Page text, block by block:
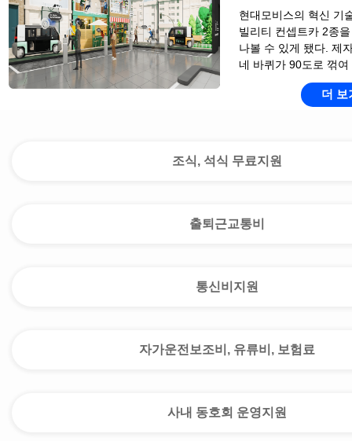
현대모비스의 혁신 기
빌리티 컨셉트카 2종
나볼 수 있게 됐다. 제
네 바퀴가 90도로 꺾
더 보
조식, 석식 무료지원
출퇴근교통비
통신비지원
자가운전보조비, 유류비, 보험료
사내 동호회 운영지원